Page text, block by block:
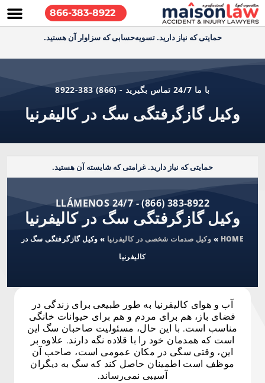
866-383-8922
حمایتی که نیاز دارید. تسویه‌حسابی که سزاوار آن هستید.
با ما 24/7 تماس بگیرید - (866) 383-8922
وکیل گازگرفتگی سگ در کالیفرنیا
حمایتی که نیاز دارید. غرامتی که شایسته آن هستید.
LLÁMENOS 24/7 - (866) 383-8922
وکیل گازگرفتگی سگ در کالیفرنیا
HOME
» وکیل صدمات شخصی در کالیفرنیا » وکیل گازگرفتگی سگ در
کالیفرنیا
آب و هوای کالیفرنیا به طور طبیعی برای زندگی در
فضای باز، هم برای مردم و هم برای حیوانات خانگی
مناسب است. با این حال، مسئولیت صاحبان سگ این
است که همدمان خود را با قلاده نگه دارند. علاوه بر
این، وقتی سگی در مکان عمومی است، صاحب آن
موظف است اطمینان حاصل کند که سگ به دیگران
آسیبی نمی‌رساند.